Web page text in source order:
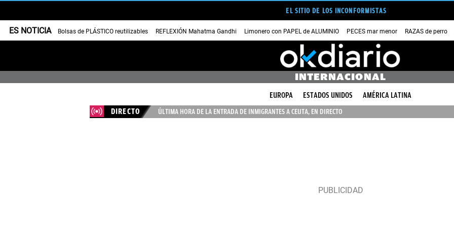
EL SITIO DE LOS INCONFORMISTAS
ES NOTICIA Bolsas de PLÁSTICO reutilizables REFLEXIÓN Mahatma Gandhi Limonero con PAPEL de ALUMINIO PECES mar menor RAZAS de perro
INTERNACIONAL
EUROPA ESTADOS UNIDOS
AMÉRICA LATINA
DIRECTO
ÚLTIMA HORA DE LA ENTRADA DE INMIGRANTES A CEUTA, EN DIRECTO